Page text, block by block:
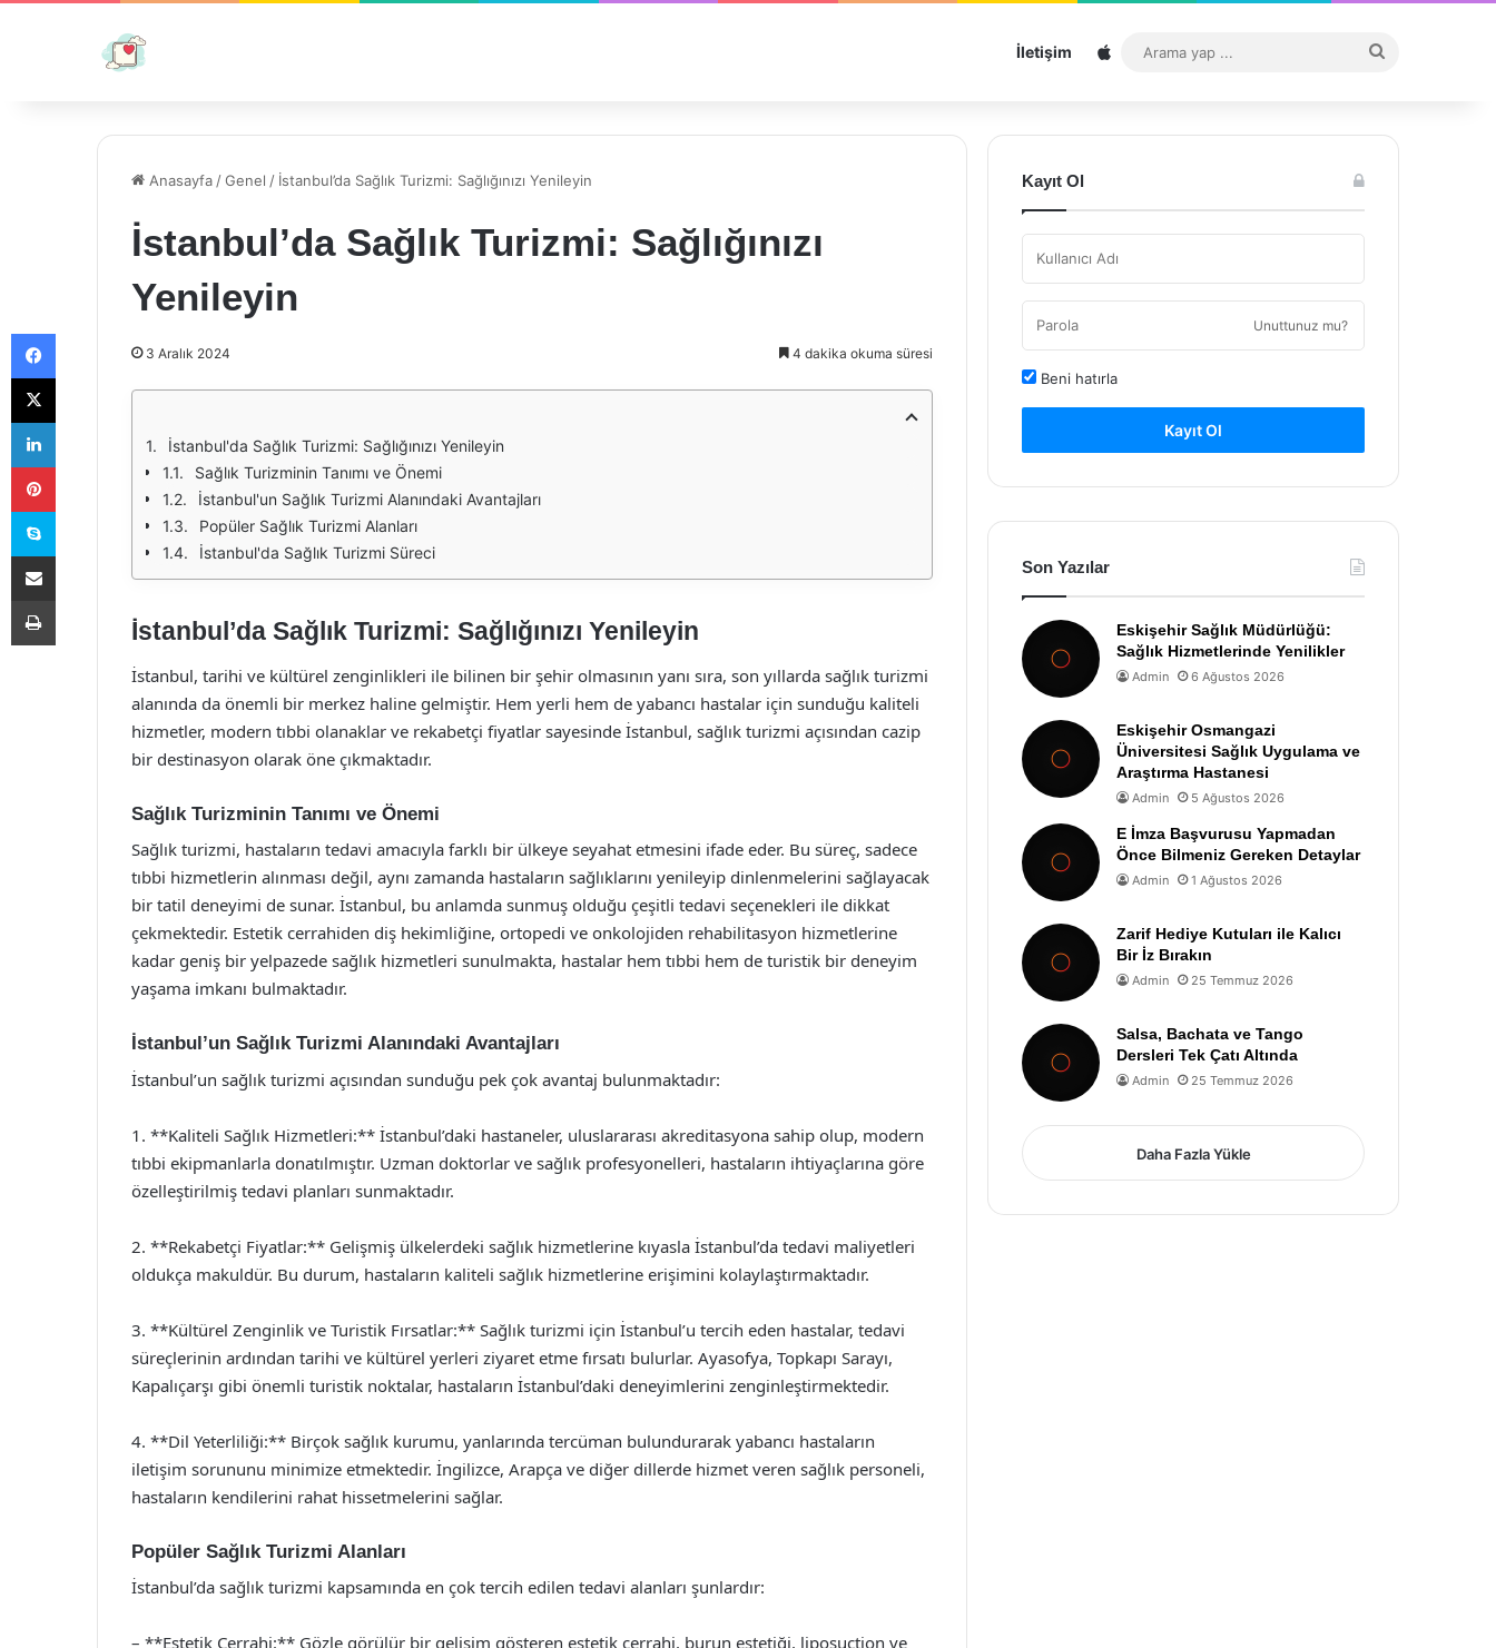
İletişim Sitemap
...
Anasayfa /Genel / İstanbul’da Sağlık Turizmi: Sağlığınızı Yenileyin
İstanbul’da Sağlık Turizmi: Sağlığınızı
Yenileyin
3 Aralık 2024 4 dakika okuma süresi
İstanbul'da Sağlık Turizmi: Sağlığınızı Yenileyin
Sağlık Turizminin Tanımı ve Önemi
İstanbul'un Sağlık Turizmi Alanındaki Avantajları
Popüler Sağlık Turizmi Alanları
İstanbul'da Sağlık Turizmi Süreci
İstanbul’da Sağlık Turizmi: Sağlığınızı Yenileyin
İstanbul, tarihi ve kültürel zenginlikleri ile bilinen bir şehir olmasının yanı sıra, son yıllarda sağlık turizmi
alanında da önemli bir merkez haline gelmiştir. Hem yerli hem de yabancı hastalar için sunduğu kaliteli
hizmetler, modern tıbbi olanaklar ve rekabetçi fiyatlar sayesinde İstanbul, sağlık turizmi açısından cazip
bir destinasyon olarak öne çıkmaktadır.
Sağlık Turizminin Tanımı ve Önemi
Sağlık turizmi, hastaların tedavi amacıyla farklı bir ülkeye seyahat etmesini ifade eder. Bu süreç, sadece
tıbbi hizmetlerin alınması değil, aynı zamanda hastaların sağlıklarını yenileyip dinlenmelerini sağlayacak
bir tatil deneyimi de sunar. İstanbul, bu anlamda sunmuş olduğu çeşitli tedavi seçenekleri ile dikkat
çekmektedir. Estetik cerrahiden diş hekimliğine, ortopedi ve onkolojiden rehabilitasyon hizmetlerine
kadar geniş bir yelpazede sağlık hizmetleri sunulmakta, hastalar hem tıbbi hem de turistik bir deneyim
yaşama imkanı bulmaktadır.
İstanbul’un Sağlık Turizmi Alanındaki Avantajları
İstanbul’un sağlık turizmi açısından sunduğu pek çok avantaj bulunmaktadır:
1. **Kaliteli Sağlık Hizmetleri:** İstanbul’daki hastaneler, uluslararası akreditasyona sahip olup, modern
tıbbi ekipmanlarla donatılmıştır. Uzman doktorlar ve sağlık profesyonelleri, hastaların ihtiyaçlarına göre
özelleştirilmiş tedavi planları sunmaktadır.
2. **Rekabetçi Fiyatlar:** Gelişmiş ülkelerdeki sağlık hizmetlerine kıyasla İstanbul’da tedavi maliyetleri
oldukça makuldür. Bu durum, hastaların kaliteli sağlık hizmetlerine erişimini kolaylaştırmaktadır.
3. **Kültürel Zenginlik ve Turistik Fırsatlar:** Sağlık turizmi için İstanbul’u tercih eden hastalar, tedavi
süreçlerinin ardından tarihi ve kültürel yerleri ziyaret etme fırsatı bulurlar. Ayasofya, Topkapı Sarayı,
Kapalıçarşı gibi önemli turistik noktalar, hastaların İstanbul’daki deneyimlerini zenginleştirmektedir.
4. **Dil Yeterliliği:** Birçok sağlık kurumu, yanlarında tercüman bulundurarak yabancı hastaların
iletişim sorununu minimize etmektedir. İngilizce, Arapça ve diğer dillerde hizmet veren sağlık personeli,
hastaların kendilerini rahat hissetmelerini sağlar.
Popüler Sağlık Turizmi Alanları
İstanbul’da sağlık turizmi kapsamında en çok tercih edilen tedavi alanları şunlardır:
– **Estetik Cerrahi:** Gözle görülür bir gelişim gösteren estetik cerrahi, burun estetiği, liposuction ve
Kayıt Ol
Unuttunuz mu?
Beni hatırla
Kayıt Ol
Son Yazılar
Eskişehir Sağlık Müdürlüğü:
Sağlık Hizmetlerinde Yenilikler
Admin 6 Ağustos 2026
Eskişehir Osmangazi
Üniversitesi Sağlık Uygulama ve
Araştırma Hastanesi
Admin 5 Ağustos 2026
E İmza Başvurusu Yapmadan
Önce Bilmeniz Gereken Detaylar
Admin 1 Ağustos 2026
Zarif Hediye Kutuları ile Kalıcı
Bir İz Bırakın
Admin 25 Temmuz 2026
Salsa, Bachata ve Tango
Dersleri Tek Çatı Altında
Admin 25 Temmuz 2026
Daha Fazla Yükle
Facebook
X
LinkedIn
Pinterest
Skype
E-Posta ile paylaş